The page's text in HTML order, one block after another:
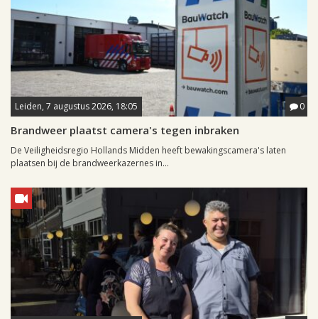
Leiden, 7 augustus 2026, 18:05 0
Brandweer plaatst camera's tegen inbraken
De Veiligheidsregio Hollands Midden heeft bewakingscamera's laten
plaatsen bij de brandweerkazernes in...